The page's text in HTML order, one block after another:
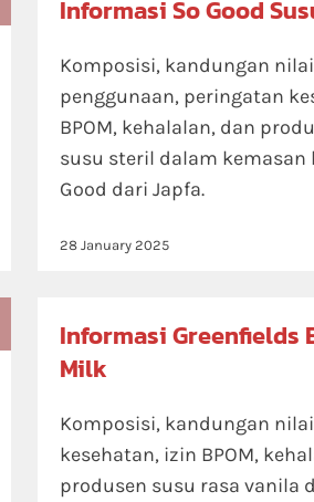
Informasi So Good
Komposisi, kandungan
penggunaan, peringatan
BPOM, kehalalan, dan
susu steril dalam kemasan
Good dari Japfa.
28 January 2025
Informasi Greenfields
Milk
Komposisi, kandungan
kesehatan, izin BPOM,
produsen susu rasa vanila